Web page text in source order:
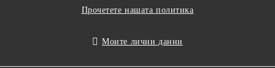
Прочетете нашата политика
Моите лични данни